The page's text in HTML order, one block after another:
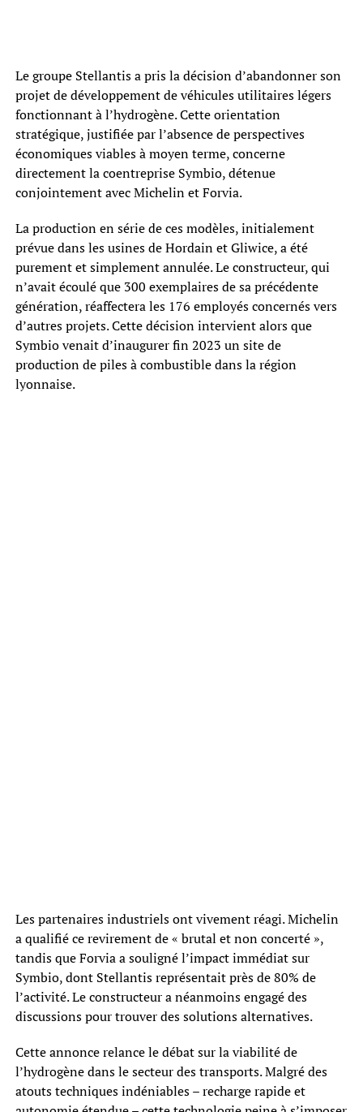
Le groupe Stellantis a pris la décision d’abandonner son
projet de développement de véhicules utilitaires légers
fonctionnant à l’hydrogène. Cette orientation
stratégique, justifiée par l’absence de perspectives
économiques viables à moyen terme, concerne
directement la coentreprise Symbio, détenue
conjointement avec Michelin et Forvia.
La production en série de ces modèles, initialement
prévue dans les usines de Hordain et Gliwice, a été
purement et simplement annulée. Le constructeur, qui
n’avait écoulé que 300 exemplaires de sa précédente
génération, réaffectera les 176 employés concernés vers
d’autres projets. Cette décision intervient alors que
Symbio venait d’inaugurer fin 2023 un site de
production de piles à combustible dans la région
lyonnaise.
Les partenaires industriels ont vivement réagi. Michelin
a qualifié ce revirement de « brutal et non concerté »,
tandis que Forvia a souligné l’impact immédiat sur
Symbio, dont Stellantis représentait près de 80% de
l’activité. Le constructeur a néanmoins engagé des
discussions pour trouver des solutions alternatives.
Cette annonce relance le débat sur la viabilité de
l’hydrogène dans le secteur des transports. Malgré des
atouts techniques indéniables – recharge rapide et